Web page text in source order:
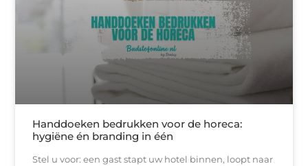
Handdoeken bedrukken voor de horeca:
hygiëne én branding in één
Stel u voor: een gast stapt uw hotel binnen, loopt naar